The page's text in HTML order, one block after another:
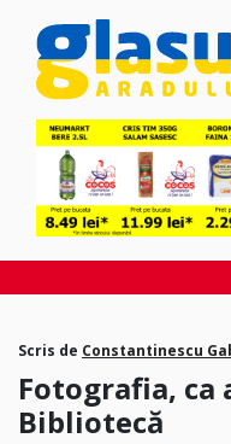
Scris de Constantinescu
Fotografia, ca
Bibliotecă